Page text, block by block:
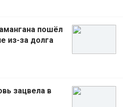
пошёл
из-за долга
зацвела в